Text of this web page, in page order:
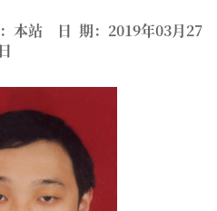
本站 日 期：2019年03月27
日